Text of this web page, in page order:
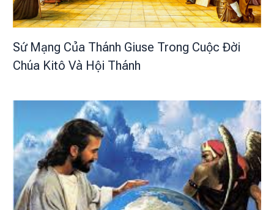
Sứ Mạng Của Thánh Giuse Trong Cuộc Đời
Chúa Kitô Và Hội Thánh